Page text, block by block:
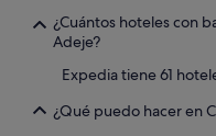
¿Cuántos hoteles con
Adeje?
Expedia tiene 61
¿Qué puedo hacer en